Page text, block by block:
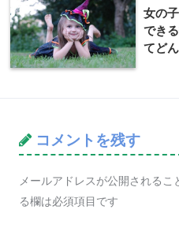
女の
でき
てど
コメントを残す
メールアドレスが公開されるこ
る欄は必須項目です